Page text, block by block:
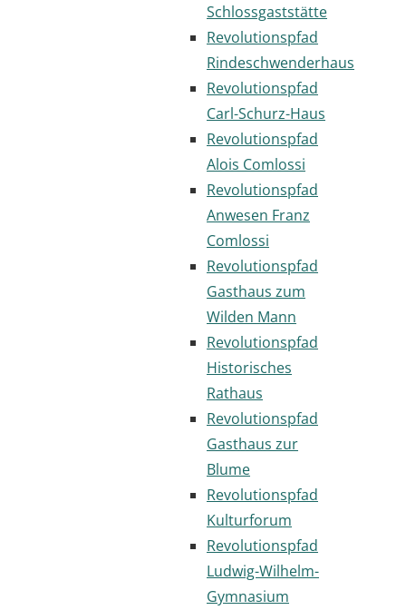
Schlossgaststätte
Revolutionspfad
Rindeschwenderhaus
Revolutionspfad
Carl-Schurz-Haus
Revolutionspfad
Alois Comlossi
Revolutionspfad
Anwesen Franz
Comlossi
Revolutionspfad
Gasthaus zum
Wilden Mann
Revolutionspfad
Historisches
Rathaus
Revolutionspfad
Gasthaus zur
Blume
Revolutionspfad
Kulturforum
Revolutionspfad
Ludwig-Wilhelm-
Gymnasium